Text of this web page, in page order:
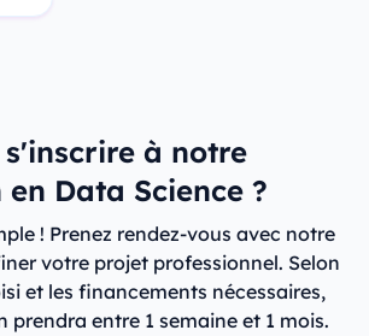
à notre
Data Science ?
! Prenez rendez-vous avec notre
votre projet professionnel. Selon
et les financements nécessaires,
prendra entre 1 semaine et 1 mois.